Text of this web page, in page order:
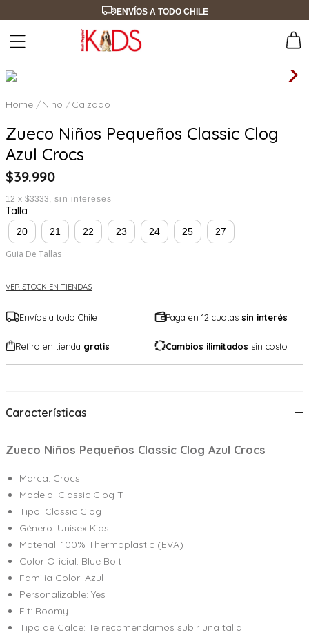
ENVÍOS A TODO CHILE
Nino Calzado
Zueco Niños Pequeños Classic Clog
Azul Crocs
$39.990
12 x $3333 sin intereses
Talla
20 21 22 23 24 25 27
Guia De Tallas
VER STOCK EN TIENDAS
Envíos a todo Chile Paga en 12 cuotas sin interés
Retiro en tienda gratis Cambios ilimitados sin costo
Características
Zueco Niños Pequeños Classic Clog Azul Crocs
Marca: Crocs
Modelo: Classic Clog T
Tipo: Classic Clog
Género: Unisex Kids
Material: 100% Thermoplastic (EVA)
Color Oficial: Blue Bolt
Familia Color: Azul
Personalizable: Yes
Fit: Roomy
Tipo de Calce: Te recomendamos subir una talla